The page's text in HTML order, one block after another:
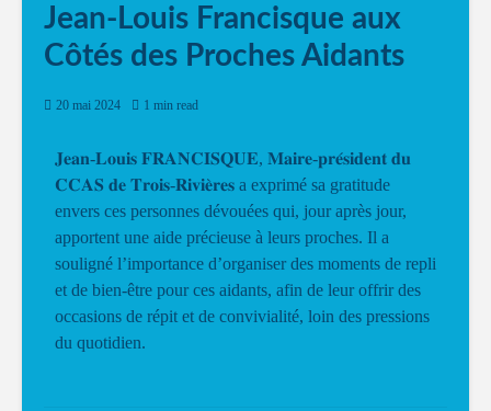
Jean-Louis Francisque aux
Côtés des Proches Aidants
20 mai 2024 1 min read
𝐉𝐞𝐚𝐧-𝐋𝐨𝐮𝐢𝐬 𝐅𝐑𝐀𝐍𝐂𝐈𝐒𝐐𝐔𝐄, 𝐌𝐚𝐢𝐫𝐞-𝐩𝐫𝐞́𝐬𝐢𝐝𝐞𝐧𝐭 𝐝𝐮
𝐂𝐂𝐀𝐒 𝐝𝐞 𝐓𝐫𝐨𝐢𝐬-𝐑𝐢𝐯𝐢𝐞̀𝐫𝐞𝐬 a exprimé sa gratitude
envers ces personnes dévouées qui, jour après jour,
apportent une aide précieuse à leurs proches. Il a
souligné l’importance d’organiser des moments de repli
et de bien-être pour ces aidants, afin de leur offrir des
occasions de répit et de convivialité, loin des pressions
du quotidien.